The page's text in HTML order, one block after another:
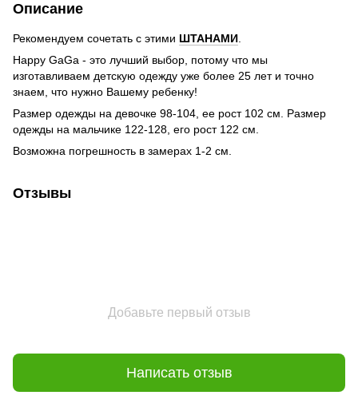
Описание
Рекомендуем сочетать с этими ШТАНАМИ.
Happy GaGa - это лучший выбор, потому что мы
изготавливаем детскую одежду уже более 25 лет и точно
знаем, что нужно Вашему ребенку!
Размер одежды на девочке 98-104, ее рост 102 см. Размер
одежды на мальчике 122-128, его рост 122 см.
Возможна погрешность в замерах 1-2 см.
Отзывы
Добавьте первый отзыв
Написать отзыв